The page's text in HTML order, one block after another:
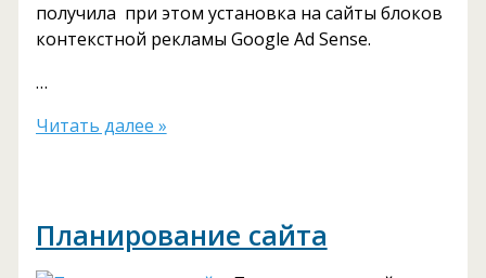
получила при этом установка на сайты блоков
контекстной рекламы Google Ad Sense.
…
Выбор
параметры
выбора
Читать далее »
Планирование сайта